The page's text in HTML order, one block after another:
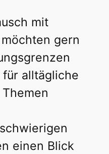
mit
gern
für alltägliche
einen Blick